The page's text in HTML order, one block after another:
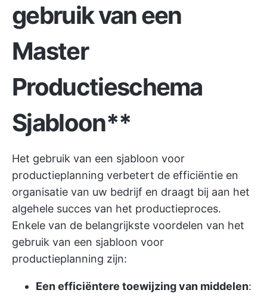
gebruik van een
Master
Productieschema
Sjabloon**
Het gebruik van een sjabloon voor
productieplanning verbetert de efficiëntie en
organisatie van uw bedrijf en draagt bij aan het
algehele succes van het productieproces.
Enkele van de belangrijkste voordelen van het
gebruik van een sjabloon voor
productieplanning zijn:
Een efficiëntere toewijzing van middelen: